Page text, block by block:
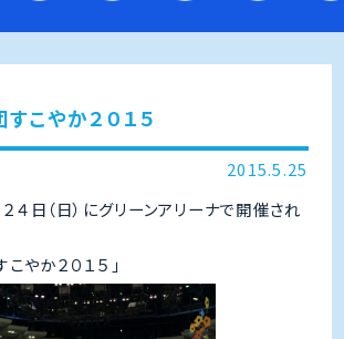
こやか２０１５
2015.5.25
２４日（日）にグリーンアリーナで開催され
やか２０１５」